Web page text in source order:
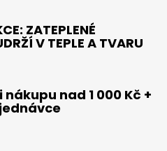
ZATEPLENÉ
V TEPLE A TVARU
nad 1 000 Kč +